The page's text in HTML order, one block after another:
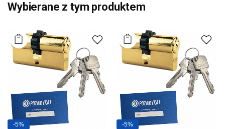
Wybierane z tym produktem
-5% -5%